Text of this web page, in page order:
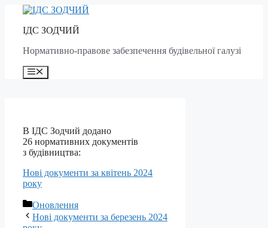
contentІДС ЗОДЧИЙ
Нормативно-правове забезпечення будівельної галузі
Menu
В ІДС Зодчий додано
26 нормативних документів
з будівництва:
Нові документи за квітень 2024
року
Categories
Оновлення
PostНові документи за березень 2024